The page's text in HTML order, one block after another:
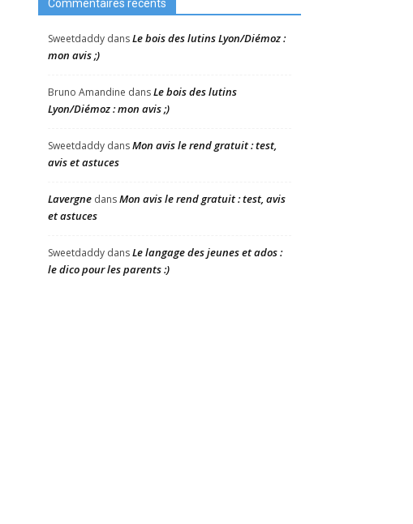
Commentaires récents
Sweetdaddy dansLe bois des lutins Lyon/Diémoz :
mon avis ;)
Bruno Amandine dansLe bois des lutins
Lyon/Diémoz : mon avis ;)
Sweetdaddy dansMon avis le rend gratuit : test,
avis et astuces
Lavergne dansMon avis le rend gratuit : test, avis
et astuces
Sweetdaddy dansLe langage des jeunes et ados :
le dico pour les parents :)